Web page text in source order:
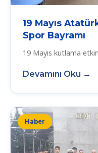
19 Mayıs
Spor Bayramı
19 Mayıs kutlama
Devamını Oku →
Haber